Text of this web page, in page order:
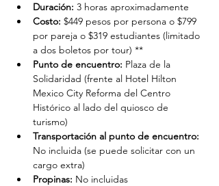
Duración: 3 horas aproximadamente
Costo: $449 pesos por persona o $799
por pareja o $319 estudiantes (limitado
a dos boletos por tour) **
Punto de encuentro: Plaza de la
Solidaridad (frente al Hotel Hilton
Mexico City Reforma del Centro
Histórico al lado del quiosco de
turismo)
Transportación al punto de encuentro:
No incluida (se puede solicitar con un
cargo extra)
Propinas: No incluidas